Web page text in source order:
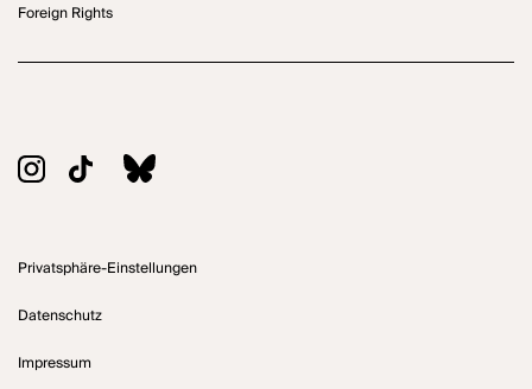
Foreign Rights
Privatsphäre-Einstellungen
Datenschutz
Impressum